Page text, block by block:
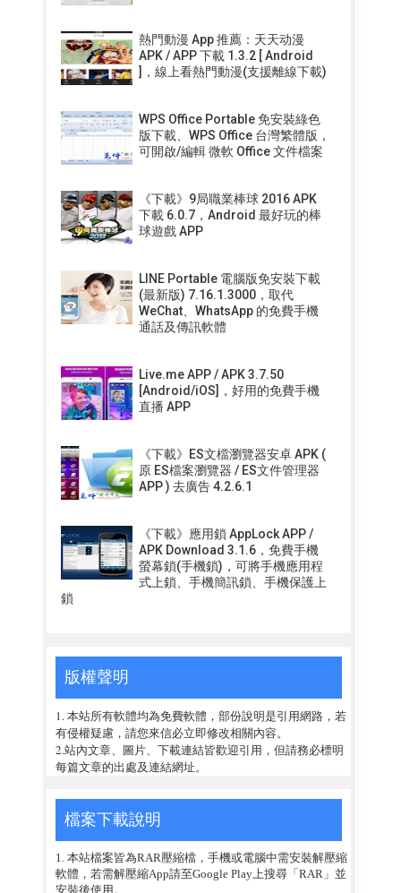
熱門動漫 App 推薦：天天动漫
APK / APP 下載 1.3.2 [ Android
]，線上看熱門動漫(支援離線下載)
WPS Office Portable 免安裝綠色
版下載、WPS Office 台灣繁體版，
可開啟/編輯 微軟 Office 文件檔案
《下載》9局職業棒球 2016 APK
下載 6.0.7，Android 最好玩的棒
球遊戲 APP
LINE Portable 電腦版免安裝下載
(最新版) 7.16.1.3000，取代
WeChat、WhatsApp 的免費手機
通話及傳訊軟體
Live.me APP / APK 3.7.50
[Android/iOS]，好用的免費手機
直播 APP
《下載》ES文檔瀏覽器安卓 APK (
原 ES檔案瀏覽器 / ES文件管理器
APP ) 去廣告 4.2.6.1
《下載》應用鎖 AppLock APP /
APK Download 3.1.6，免費手機
螢幕鎖(手機鎖)，可將手機應用程
式上鎖、手機簡訊鎖、手機保護上
鎖
版權聲明
1. 本站所有軟體均為免費軟體，部份說明是引用網路，若
有侵權疑慮，請您來信必立即修改相關內容。
2.站內文章、圖片、下載連結皆歡迎引用，但請務必標明
每篇文章的出處及連結網址。
檔案下載說明
1. 本站檔案皆為RAR壓縮檔，手機或電腦中需安裝解壓縮
軟體，若需解壓縮App請至Google Play上搜尋「RAR」並
安裝後使用。